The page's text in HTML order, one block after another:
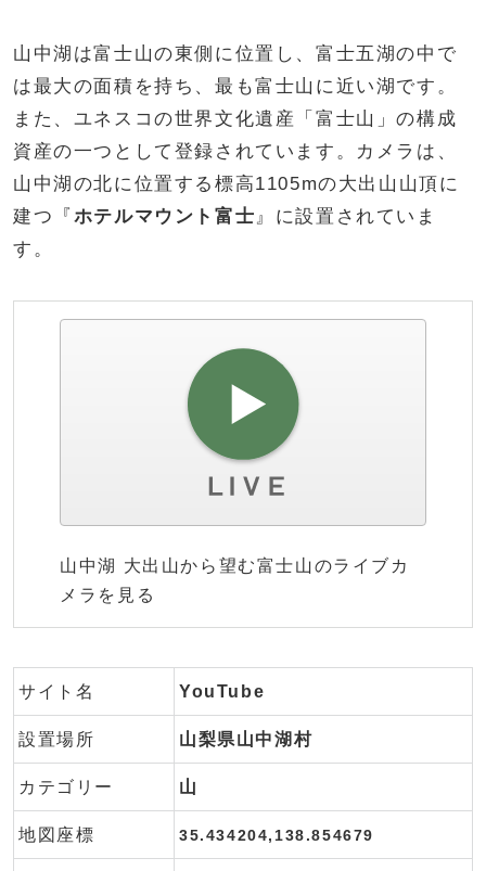
山中湖は富士山の東側に位置し、富士五湖の中で
は最大の面積を持ち、最も富士山に近い湖です。
また、ユネスコの世界文化遺産「富士山」の構成
資産の一つとして登録されています。カメラは、
山中湖の北に位置する標高1105mの大出山山頂に
建つ『 ホテルマウント富士』に設置されていま
す。
山中湖 大出山から望む富士山のライブカ
メラを見る
サイト名 YouTube
設置場所 山梨県山中湖村
カテゴリー 山
地図座標 35.434204,138.854679